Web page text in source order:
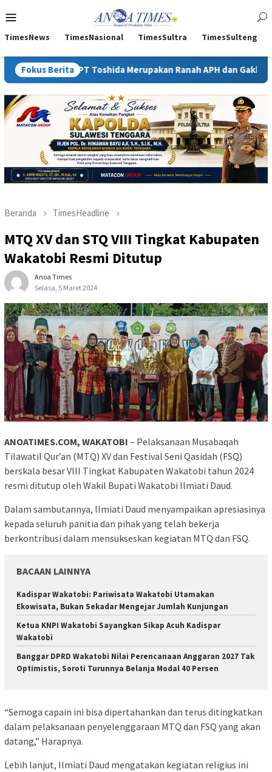
ke
Mobile
TimesNews TimesNasional TimesSultra TimesSulteng
Fokus Berita
Merupakan Ranah APH dan Gakkum ESDM
Beranda TimesHeadline
MTQ XV dan STQ VIII Tingkat Kabupaten
Wakatobi Resmi Ditutup
Anoa Times
Selasa, 5 Maret 2024
ANOATIMES.COM, WAKATOBI – Pelaksanaan Musabaqah
Tilawatil Qur’an (MTQ) XV dan Festival Seni Qasidah (FSQ)
berskala besar VIII Tingkat Kabupaten Wakatobi tahun 2024
resmi ditutup oleh Wakil Bupati Wakatobi Ilmiati Daud.
Dalam sambutannya, Ilmiati Daud menyampaikan apresiasinya
kepada seluruh panitia dan pihak yang telah bekerja
berkontribusi dalam mensukseskan kegiatan MTQ dan FSQ.
BACAAN LAINNYA
Kadispar Wakatobi: Pariwisata Wakatobi Utamakan
Ekowisata, Bukan Sekadar Mengejar Jumlah Kunjungan
Ketua KNPI Wakatobi Sayangkan Sikap Acuh Kadispar
Wakatobi
Banggar DPRD Wakatobi Nilai Perencanaan Anggaran 2027 Tak
Optimistis, Soroti Turunnya Belanja Modal 40 Persen
“Semoga capain ini bisa dipertahankan dan terus ditingkatkan
dalam pelaksanaan penyelenggaraan MTQ dan FSQ yang akan
datang,” Harapnya.
Lebih lanjut, Ilmiati Daud mengatakan kegiatan religius ini